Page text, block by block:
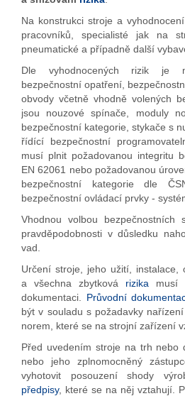
Na konstrukci stroje a
pracovníků, specialisté jak na
pneumatické a případně další
Dle vyhodnocených rizik je
bezpečnostní opatření,
obvody včetně vhodně volených
jsou nouzové spínače, moduly
bezpečnostní kategorie, stykače s
řídící bezpečnostní
musí plnit požadovanou integritu
EN 62061 nebo požadovanou
bezpečnostní kategorie dle
bezpečnostní ovládací prvky -
Vhodnou volbou bezpečnostních
pravděpodobnosti v důsledku
vad.
Určení stroje, jeho užití, instalace,
a všechna zbytková rizika musí
dokumentaci. Průvodní
být v souladu s požadavky
norem, které se na strojní zařízení
Před uvedením stroje na trh nebo
nebo jeho zplnomocněný
vyhotovit posouzení shody
předpisy, které se na něj vztahují.